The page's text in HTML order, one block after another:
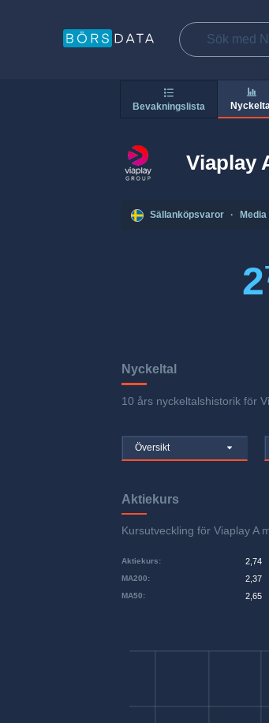
Bevakningslista
Viaplay
Sällanköpsvaror ·
2
Nyckeltal
10 års nyckeltalshistorik för
Översikt
Aktiekurs
Kursutveckling för Viaplay A
Aktiekurs: 2,74
MA50: 2,65
MA200: 2,37